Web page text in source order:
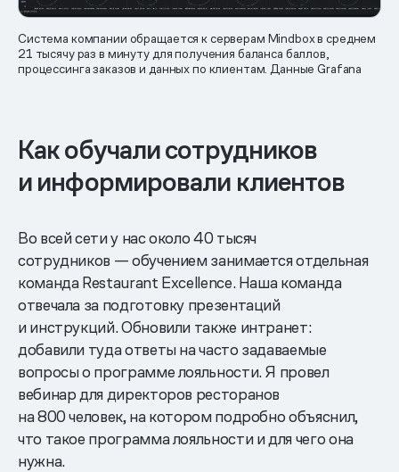
Система компании обращается к серверам Mindbox в среднем
21 тысячу раз в минуту для получения баланса баллов,
процессинга заказов и данных по клиентам. Данные Grafana
Как обучали сотрудников
и информировали клиентов
Во всей сети у нас около 40 тысяч
сотрудников — обучением занимается отдельная
команда Restaurant Excellence. Наша команда
отвечала за подготовку презентаций
и инструкций. Обновили также интранет:
добавили туда ответы на часто задаваемые
вопросы о программе лояльности. Я провел
вебинар для директоров ресторанов
на 800 человек, на котором подробно объяснил,
что такое программа лояльности и для чего она
нужна.